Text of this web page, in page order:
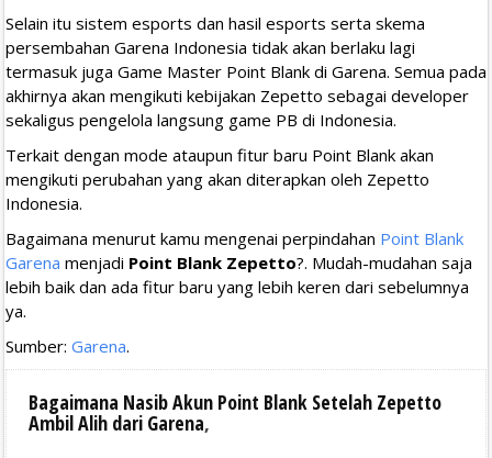
Selain itu sistem esports dan hasil esports serta skema
persembahan Garena Indonesia tidak akan berlaku lagi
termasuk juga Game Master Point Blank di Garena. Semua pada
akhirnya akan mengikuti kebijakan Zepetto sebagai developer
sekaligus pengelola langsung game PB di Indonesia.
Terkait dengan mode ataupun fitur baru Point Blank akan
mengikuti perubahan yang akan diterapkan oleh Zepetto
Indonesia.
Bagaimana menurut kamu mengenai perpindahan Point Blank
Garena menjadi Point Blank Zepetto?. Mudah-mudahan saja
lebih baik dan ada fitur baru yang lebih keren dari sebelumnya
ya.
Sumber: Garena.
Bagaimana Nasib Akun Point Blank Setelah Zepetto
Ambil Alih dari Garena,